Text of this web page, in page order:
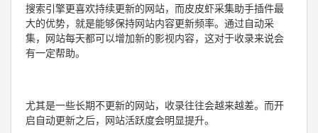
搜索引擎更喜欢持续更新的网站，而皮皮虾采集助手插件最
大的优势，就是能够保持网站内容更新频率。通过自动采
集，网站每天都可以增加新的影视内容，这对于收录来说会
有一定帮助。
尤其是一些长期不更新的网站，收录往往会越来越差。而开
启自动更新之后，网站活跃度会明显提升。